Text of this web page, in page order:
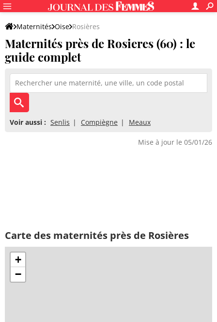
Maternités Oise Rosières
Maternités près de Rosieres (60) : le
guide complet
Voir aussi : Senlis Compiègne Meaux
Mise à jour le 05/01/26
Carte des maternités près de Rosières
+
−